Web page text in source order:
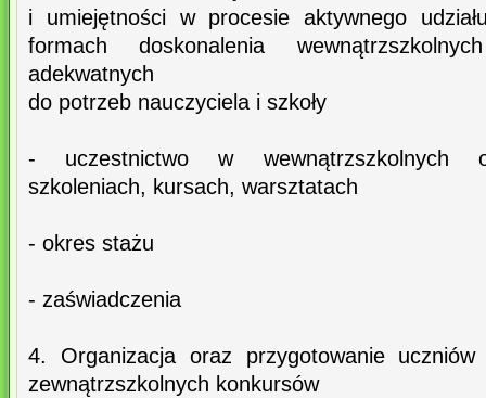
i umiejętności w procesie aktywnego
formach doskonalenia
adekwatnych
do potrzeb nauczyciela i szkoły
- uczestnictwo w wewnątrzszkolnych
szkoleniach, kursach, warsztatach
- okres stażu
- zaświadczenia
4. Organizacja oraz przygotowanie
zewnątrzszkolnych konkursów